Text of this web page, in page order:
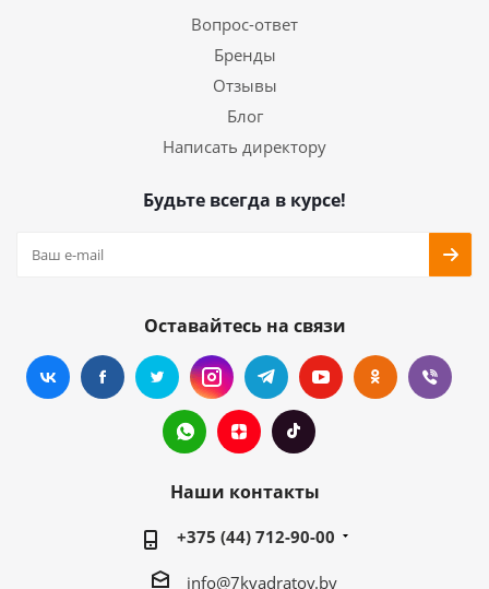
Вопрос-ответ
Бренды
Отзывы
Блог
Написать директору
Будьте всегда в курсе!
Оставайтесь на связи
Наши контакты
+375 (44) 712-90-00
info@7kvadratov.by